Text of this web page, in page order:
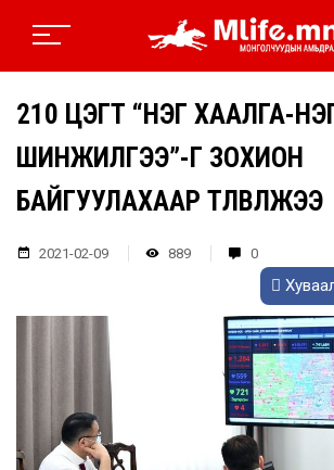
210 ЦЭГТ “НЭГ ХААЛГА-
ШИНЖИЛГЭЭ”-Г ЗОХИОН
БАЙГУУЛАХААР ТӨЛӨВЛӨЖЭЭ
2021-02-09 889 0